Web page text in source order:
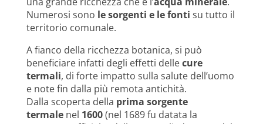
Numerosi sono le sorgenti e le fonti su tutto il
territorio comunale.
A fianco della ricchezza botanica, si può
beneficiare infatti degli effetti dellecure
termali, di forte impatto sulla salute dell’uomo
e note fin dalla più remota antichità.
Dalla scoperta della prima sorgente
termale nel 1600(nel 1689 fu datata la